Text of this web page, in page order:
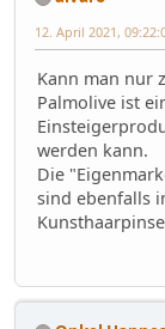
12. April 2021,
Kann man nur
Palmolive ist
werden kann.
Die
sind ebenfalls